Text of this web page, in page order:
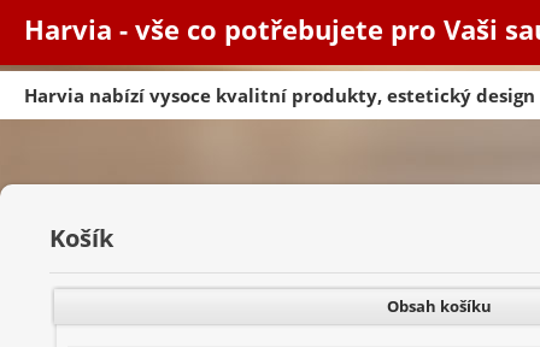
Harvia - vše co potřebujete pro Vaši
Harvia nabízí vysoce kvalitní produkty, estetický design
Košík
Obsah košíku